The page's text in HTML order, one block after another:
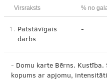
Virsraksts % no
1. Patstāvīgais
darbs
-
- Domu karte Bērns. Kustība.
kopums ar apjomu,